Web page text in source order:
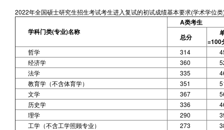
2022年全国硕士研究生招生考试考生进入复试的初试成绩基本要求(学术学位
学科门类(专业)名称
A类考生
总分
=100
哲学 314
经济学
360
法学
335
教育学（不含体育学）
351
文学
367
历史学
336
理学
290
工学（不含工学照顾专业）
273